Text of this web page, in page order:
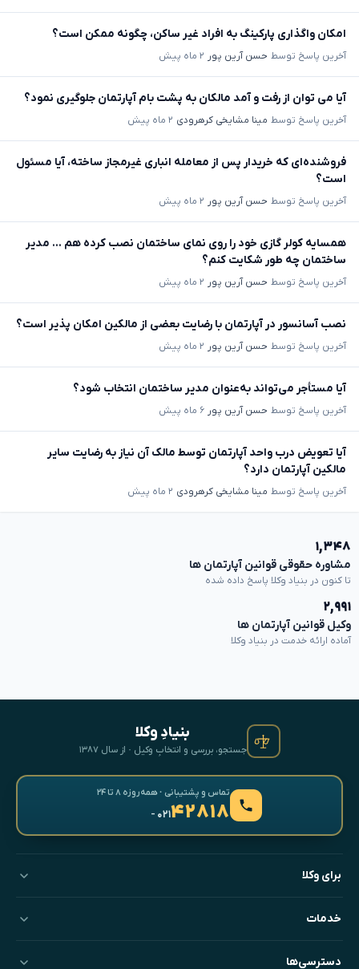
امکان واگذاری پارکینگ به افراد غیر ساکن، چگونه ممکن است؟
آخرین پاسخ توسط حسن آرین پور ۲ ماه پیش
آیا می توان از رفت و آمد مالکان به پشت بام آپارتمان جلوگیری نمود؟
آخرین پاسخ توسط مینا مشایخی کرهرودی ۲ ماه پیش
فروشنده‌ای که خریدار پس از معامله انباری غیرمجاز ساخته، آیا مسئول
است؟
آخرین پاسخ توسط حسن آرین پور ۲ ماه پیش
همسایه کولر گازی خود را روی نمای ساختمان نصب کرده هم ... مدیر
ساختمان چه طور شکایت کنم؟
آخرین پاسخ توسط حسن آرین پور ۲ ماه پیش
نصب آسانسور در آپارتمان با رضایت بعضی از مالکین امکان پذیر است؟
آخرین پاسخ توسط حسن آرین پور ۲ ماه پیش
آیا مستأجر می‌تواند به‌عنوان مدیر ساختمان انتخاب شود؟
آخرین پاسخ توسط حسن آرین پور ۶ ماه پیش
آیا تعویض درب واحد آپارتمان توسط مالک آن نیاز به رضایت سایر
مالکین آپارتمان دارد؟
آخرین پاسخ توسط مینا مشایخی کرهرودی ۲ ماه پیش
۱,۳۴۸
مشاوره حقوقی قوانین آپارتمان ها
تا کنون در بنیاد وکلا پاسخ داده شده
۲,۹۹۱
وکیل قوانین آپارتمان ها
آماده ارائه خدمت در بنیاد وکلا
بنیادِ وکلا
جستجو، بررسی و انتخابِ وکیل · از سال ۱۳۸۷
تماس و پشتیبانی · همه‌روزه ۸ تا ۲۴
۴۲۸۱۸- ۰۲۱
برای وکلا
خدمات
دسترسی‌ها